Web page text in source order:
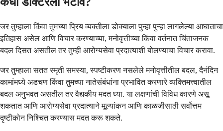
जर तुम्हाला किंवा तुमच्या प्रिय व्यक्तीला डोक्याला पुन्हा पुन्हा लागलेल्या आघाताचा
इतिहास असेल आणि विचार करण्याच्या, मनोवृत्तीच्या किंवा वर्तनात चिंताजनक
बदल दिसत असतील तर तुम्ही आरोग्यसेवा प्रदात्याशी बोलण्याचा विचार करावा.
जर तुम्हाला सतत स्मृती समस्या, स्पष्टीकरण नसलेले मनोवृत्तीतील बदल, दैनंदिन
कामांमध्ये अडचण किंवा तुमच्या नातेसंबंधांना प्रभावित करणारे व्यक्तिमत्त्वातील
बदल अनुभवत असतील तर वैद्यकीय मदत घ्या. या लक्षणांची विविध कारणे असू
शकतात आणि आरोग्यसेवा प्रदात्याने मूल्यांकन आणि काळजीसाठी सर्वोत्तम
दृष्टीकोन निश्चित करण्यास मदत करू शकते.